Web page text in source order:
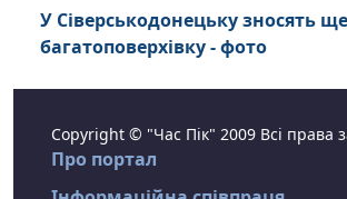
У Сіверськодонецьку зносять
багатоповерхівку - фото
Copyright © "Час Пік" 2009 Всі права
Про портал